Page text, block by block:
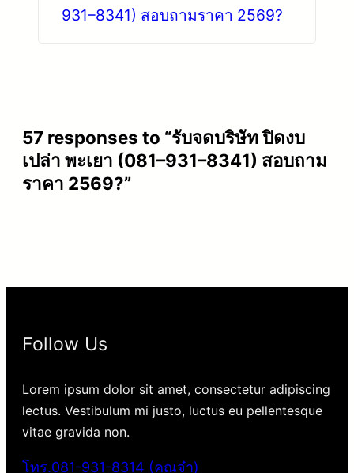
931–8341) สอบถามราคา 2569?
57 responses to “รับจดบริษัท ปิดงบ
เปล่า พะเยา (081–931–8341) สอบถาม
ราคา 2569?”
Follow Us
Lorem ipsum dolor sit amet, consectetur adipiscing
lectus. Vestibulum mi justo, luctus eu pellentesque
vitae gravida non.
โทร.081-931-8314 (คุณจ๋า)